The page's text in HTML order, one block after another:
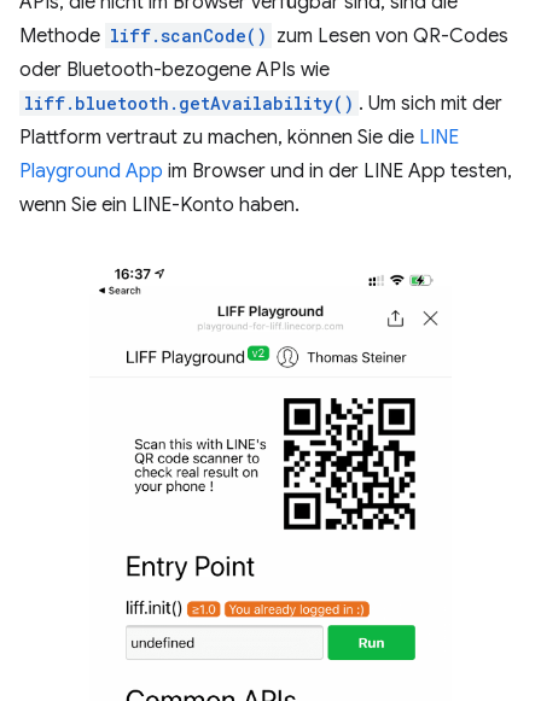
Methode liff.scanCode() zum Lesen von QR-Codes
oder Bluetooth-bezogene APIs wie
liff.bluetooth.getAvailability() . Um sich mit der
Plattform vertraut zu machen, können Sie die LINE
Playground App im Browser und in der LINE App testen,
wenn Sie ein LINE-Konto haben.